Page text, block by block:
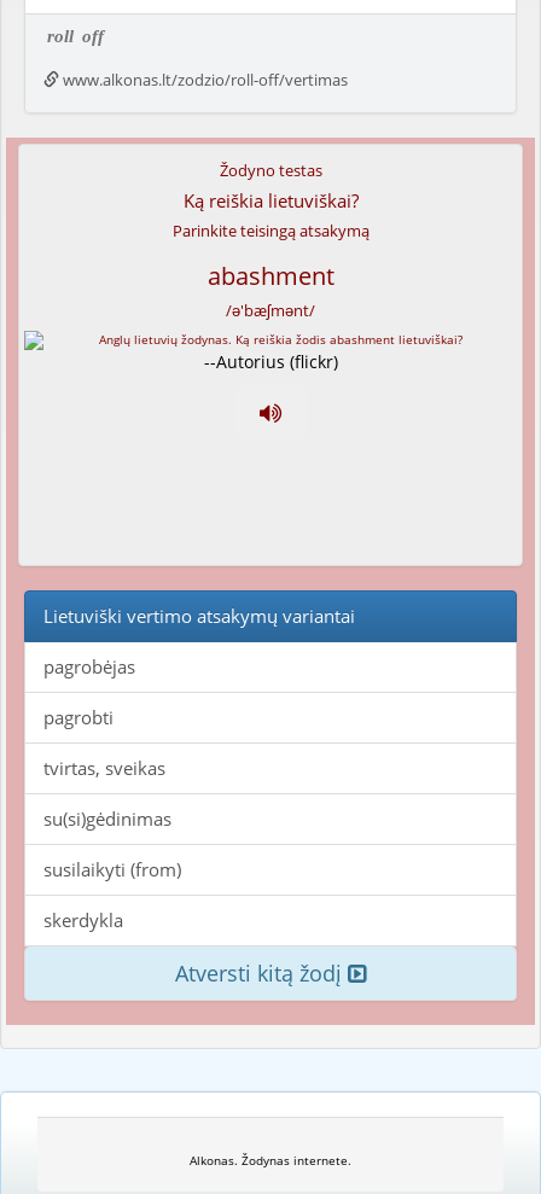
roll off
www.alkonas.lt/zodzio/roll-off/vertimas
Žodyno testas
Ką reiškia lietuviškai?
Parinkite teisingą atsakymą
abashment
/ə'bæʃmənt/
--Autorius (flickr)
Lietuviški vertimo atsakymų variantai
pagrobėjas
pagrobti
tvirtas, sveikas
su(si)gėdinimas
susilaikyti (from)
skerdykla
Atversti kitą žodį
Alkonas. Žodynas internete.